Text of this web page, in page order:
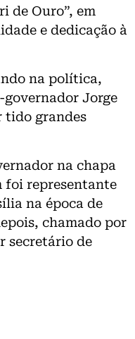
de Ouro”, em
e dedicação à
na política,
governador Jorge
tido grandes
na chapa
foi representante
na época de
chamado por
secretário de